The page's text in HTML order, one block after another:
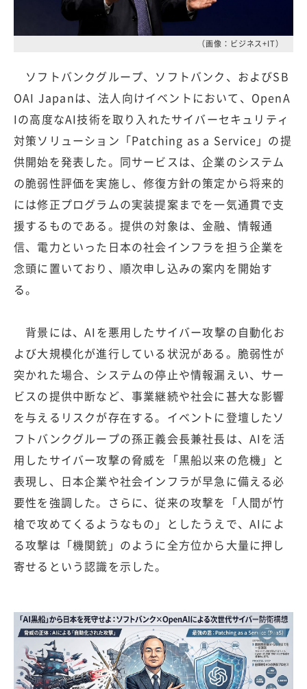
（画像：ビジネス+IT）
ソフトバンクグループ、ソフトバンク、およびSB
OAI Japanは、法人向けイベントにおいて、OpenA
Iの高度なAI技術を取り入れたサイバーセキュリティ
対策ソリューション「Patching as a Service」の提
供開始を発表した。同サービスは、企業のシステム
の脆弱性評価を実施し、修復方針の策定から将来的
には修正プログラムの実装提案までを一気通貫で支
援するものである。提供の対象は、金融、情報通
信、電力といった日本の社会インフラを担う企業を
念頭に置いており、順次申し込みの案内を開始す
る。
背景には、AIを悪用したサイバー攻撃の自動化お
よび大規模化が進行している状況がある。脆弱性が
突かれた場合、システムの停止や情報漏えい、サー
ビスの提供中断など、事業継続や社会に甚大な影響
を与えるリスクが存在する。イベントに登壇したソ
フトバンクグループの孫正義会長兼社長は、AIを活
用したサイバー攻撃の脅威を「黒船以来の危機」と
表現し、日本企業や社会インフラが早急に備える必
要性を強調した。さらに、従来の攻撃を「人間が竹
槍で攻めてくるようなもの」としたうえで、AIによ
る攻撃は「機関銃」のように全方位から大量に押し
寄せるという認識を示した。